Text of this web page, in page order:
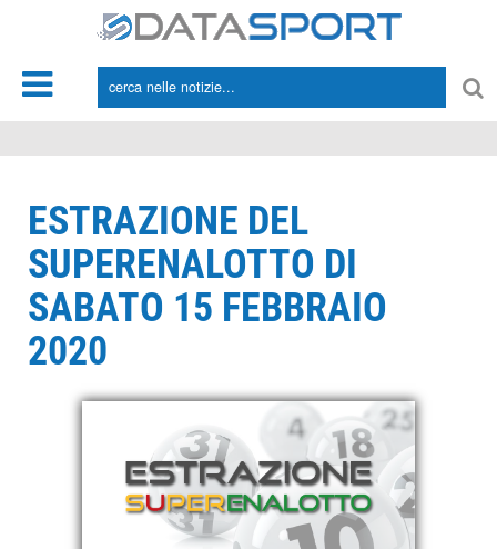
ESTRAZIONE DEL
SUPERENALOTTO DI
SABATO 15 FEBBRAIO
2020